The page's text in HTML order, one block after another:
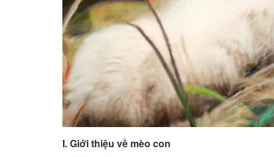
I. Giới thiệu về mèo con